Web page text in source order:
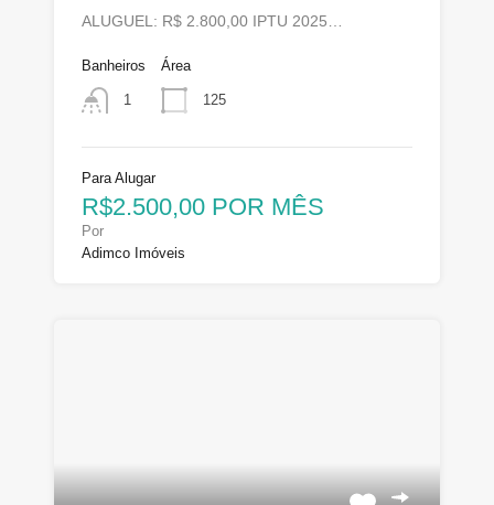
ALUGUEL: R$ 2.800,00 IPTU 2025…
Banheiros
1
Área
125
Para Alugar
R$2.500,00 POR MÊS
Por
Adimco Imóveis